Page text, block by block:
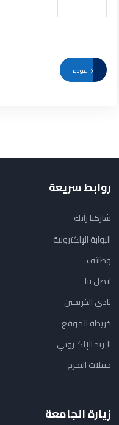
روابط سريعة
شاركنا رأيك
البوابة الإلكترونية
وظائف
اتصل بنا
نادي الخريجين
خريطة الموقع
البريد الإلكتروني
حفلات التخرج
زيارة الجامعة